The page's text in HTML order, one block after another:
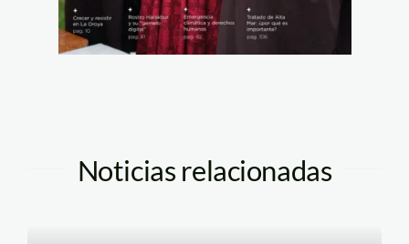
Noticias relacionadas